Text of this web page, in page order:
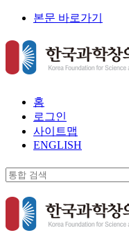
본문 바로가기
홈
로그인
사이트맵
ENGLISH